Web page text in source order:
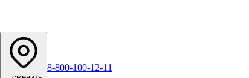
8-800-100-12-11